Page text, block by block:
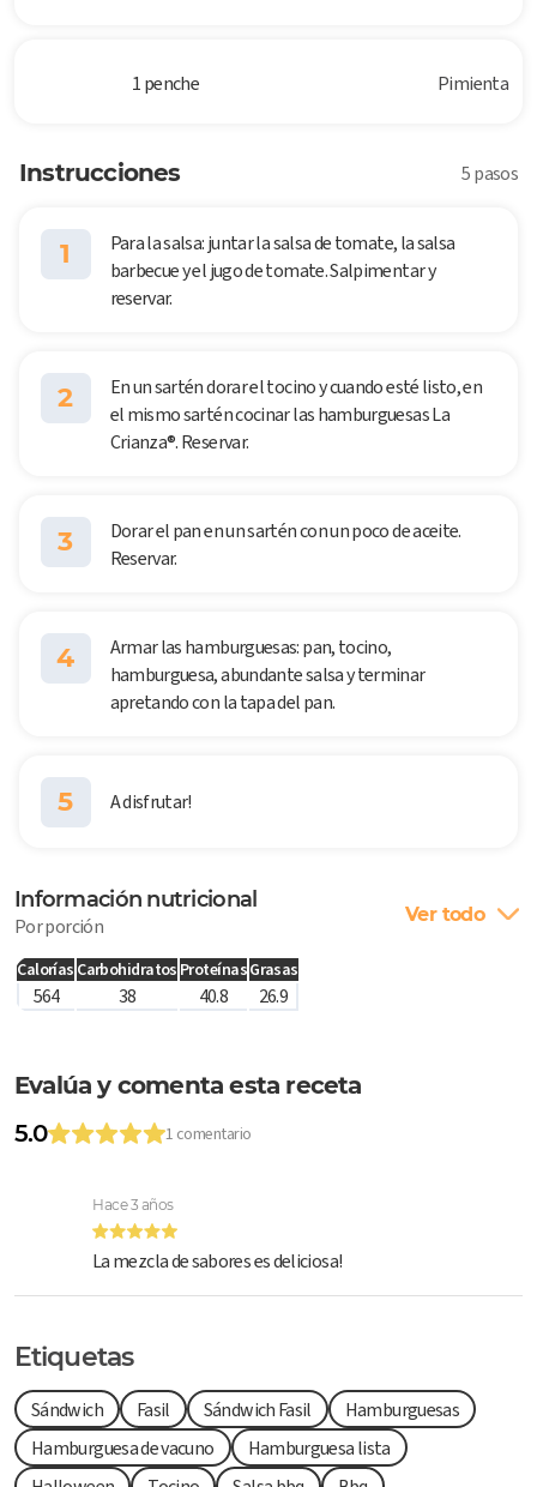
1 penche Pimienta
Instrucciones 5 pasos
1
Para la salsa: juntar la salsa de tomate, la salsa
barbecue y el jugo de tomate. Salpimentar y
reservar.
2
En un sartén dorar el tocino y cuando esté listo, en
el mismo sartén cocinar las hamburguesas La
Crianza®. Reservar.
3
Dorar el pan en un sartén con un poco de aceite.
Reservar.
4
Armar las hamburguesas: pan, tocino,
hamburguesa, abundante salsa y terminar
apretando con la tapa del pan.
5 A disfrutar!
Información nutricional
Por porción Ver todo
Calorías Carbohidratos ProteínasGrasas
564 38 40.8 26.9
Evalúa y comenta esta receta
5.0
1 comentario
Hace 3 años
La mezcla de sabores es deliciosa!
Etiquetas
Sándwich Fasil Sándwich Fasil
Hamburguesas
Hamburguesa de vacuno
Hamburguesa lista